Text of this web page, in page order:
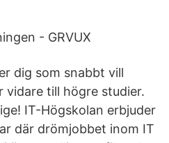
- GRVUX
dig som snabbt vill
vidare till högre studier.
IT-Högskolan erbjuder
där drömjobbet inom IT